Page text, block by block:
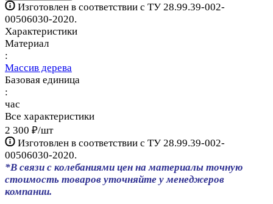
Изготовлен в соответствии с ТУ 28.99.39-002-
00506030-2020.
Характеристики
Материал
:
Массив дерева
Базовая единица
:
час
Все характеристики
2 300 ₽/шт
Изготовлен в соответствии с ТУ 28.99.39-002-
00506030-2020.
*В связи с колебаниями цен на материалы точную
стоимость товаров уточняйте у менеджеров
компании.